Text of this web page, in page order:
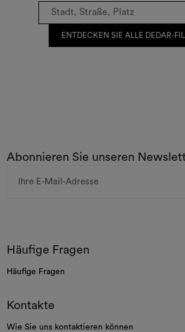
ENTDECKEN SIE ALLE DEDAR-
Abonnieren Sie unseren
Mail-
Häufige Fragen
Häufige Fragen
Kontakte
Wie Sie uns kontaktieren können